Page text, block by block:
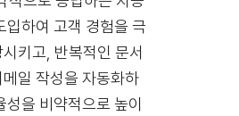
입하여 고객 경험을 극
시키고, 반복적인 문서
일 작성을 자동화하
성을 비약적으로 높이